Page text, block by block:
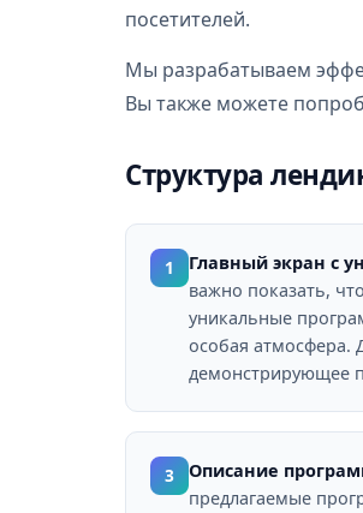
посетителей.
Мы разрабатываем
Вы также можете
Структура
1 Главный экран с
важно показать,
уникальные
особая атмосфера.
демонстрирующее
3 Описание
предлагаемые